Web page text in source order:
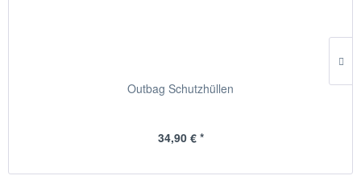
Outbag Schutzhüllen
34,90 € *